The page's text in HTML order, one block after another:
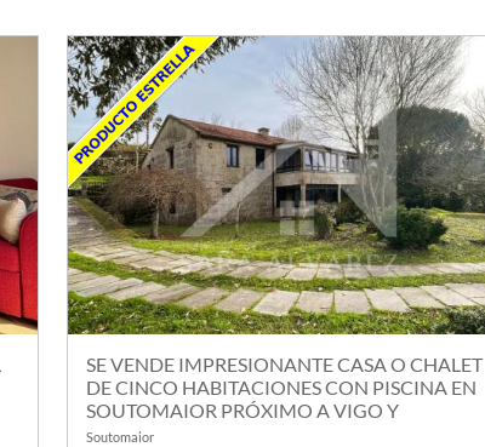
SE VENDE IMPRESIONANTE CASA O CHALET
DE CINCO HABITACIONES CON PISCINA EN
SOUTOMAIOR PRÓXIMO A VIGO Y
PONTEVEDRA
Soutomaior